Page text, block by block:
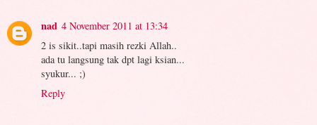
nad 4 November 2011 at 13:34
2 is sikit..tapi masih rezki Allah..
ada tu langsung tak dpt lagi ksian...
syukur... ;)
Reply